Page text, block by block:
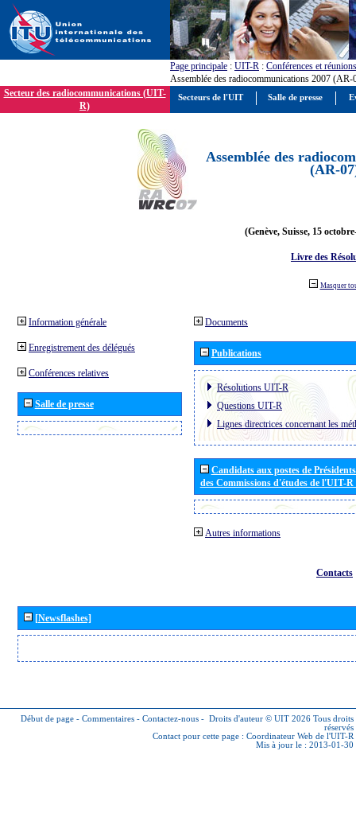
Page principale : UIT-R : Conférences et réunions
Assemblée des radiocommunications 2007 (AR-
Secteur des radiocommunications (UIT-
R)
Assemblée des
(AR-
(Genève, Suisse, 15
Livre des
Masquer
Information générale
Enregistrement des délégués
Conférences relatives
Salle de presse
Documents
Publications
Résolutions UIT-R
Questions UIT-R
Lignes directrices concernant les
Candidats aux postes de
des Commissions d'études de l'UIT-
Autres informations
Contacts
[Newsflashes]
Début de page - Commentaires - Contactez-nous - Droits d'auteur © UIT 2026 Tous droits
réservés
Contact pour cette page : Coordinateur Web de l'UIT-R
Mis à jour le : 2013-01-30
Secteurs de l'UIT Salle de presse